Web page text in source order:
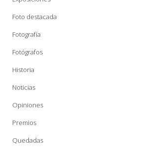
Foto destacada
Fotografía
Fotógrafos
Historia
Noticias
Opiniones
Premios
Quedadas